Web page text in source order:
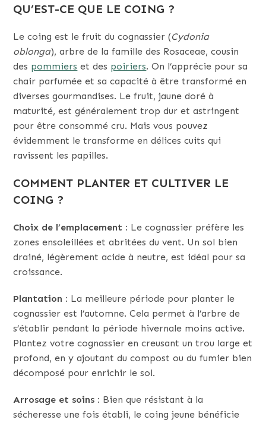
QU’EST-CE QUE LE COING ?
Le coing est le fruit du cognassier (Cydonia
oblonga), arbre de la famille des Rosaceae, cousin
des pommiers et des poiriers. On l’apprécie pour sa
chair parfumée et sa capacité à être transformé en
diverses gourmandises. Le fruit, jaune doré à
maturité, est généralement trop dur et astringent
pour être consommé cru. Mais vous pouvez
évidemment le transforme en délices cuits qui
ravissent les papilles.
COMMENT PLANTER ET CULTIVER LE
COING ?
Choix de l’emplacement : Le cognassier préfère les
zones ensoleillées et abritées du vent. Un sol bien
drainé, légèrement acide à neutre, est idéal pour sa
croissance.
Plantation : La meilleure période pour planter le
cognassier est l’automne. Cela permet à l’arbre de
s’établir pendant la période hivernale moins active.
Plantez votre cognassier en creusant un trou large et
profond, en y ajoutant du compost ou du fumier bien
décomposé pour enrichir le sol.
Arrosage et soins : Bien que résistant à la
sécheresse une fois établi, le coing jeune bénéficie